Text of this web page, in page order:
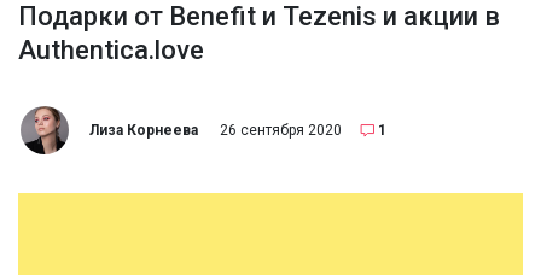
Подарки от Benefit и Tezenis и акции в
Authentica.love
Лиза Корнеева 26 сентября 2020 1